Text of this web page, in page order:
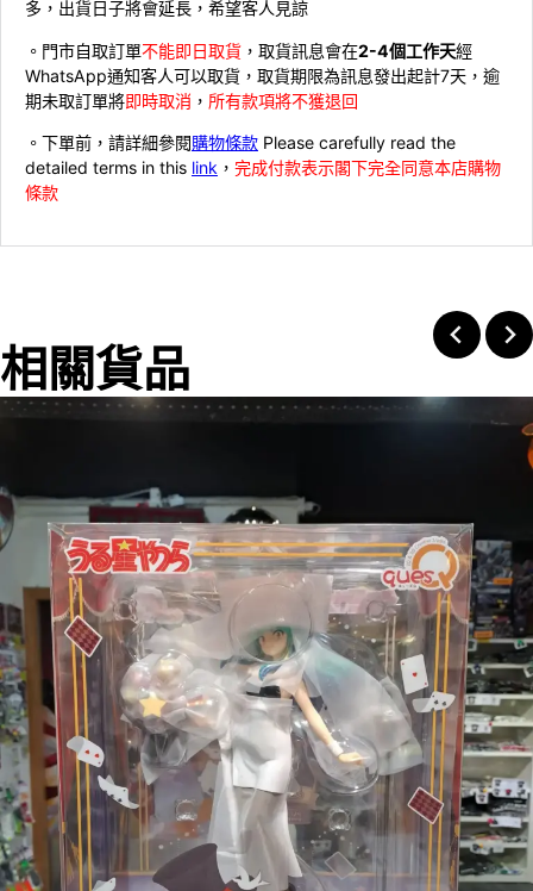
多，出貨日子將會延長，希望客人見諒
。門市自取訂單不能即日取貨 ，取貨訊息會在2-4個工作天經
WhatsApp通知客人可以取貨，取貨期限為訊息發出起計7天，逾
期未取訂單將即時取消 ， 所有款項將不獲退回
。下單前，請詳細參閱購物條款 Please carefully read the
detailed terms in this link ， 完成付款表示閣下完全同意本店購物
條款
相關貨品